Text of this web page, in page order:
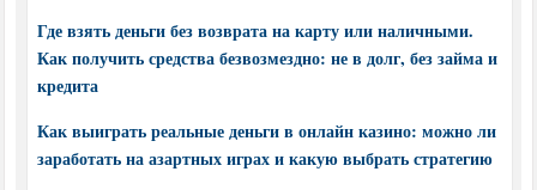
Где взять деньги без возврата на карту или наличными.
Как получить средства безвозмездно: не в долг, без займа и
кредита
Как выиграть реальные деньги в онлайн казино: можно ли
заработать на азартных играх и какую выбрать стратегию